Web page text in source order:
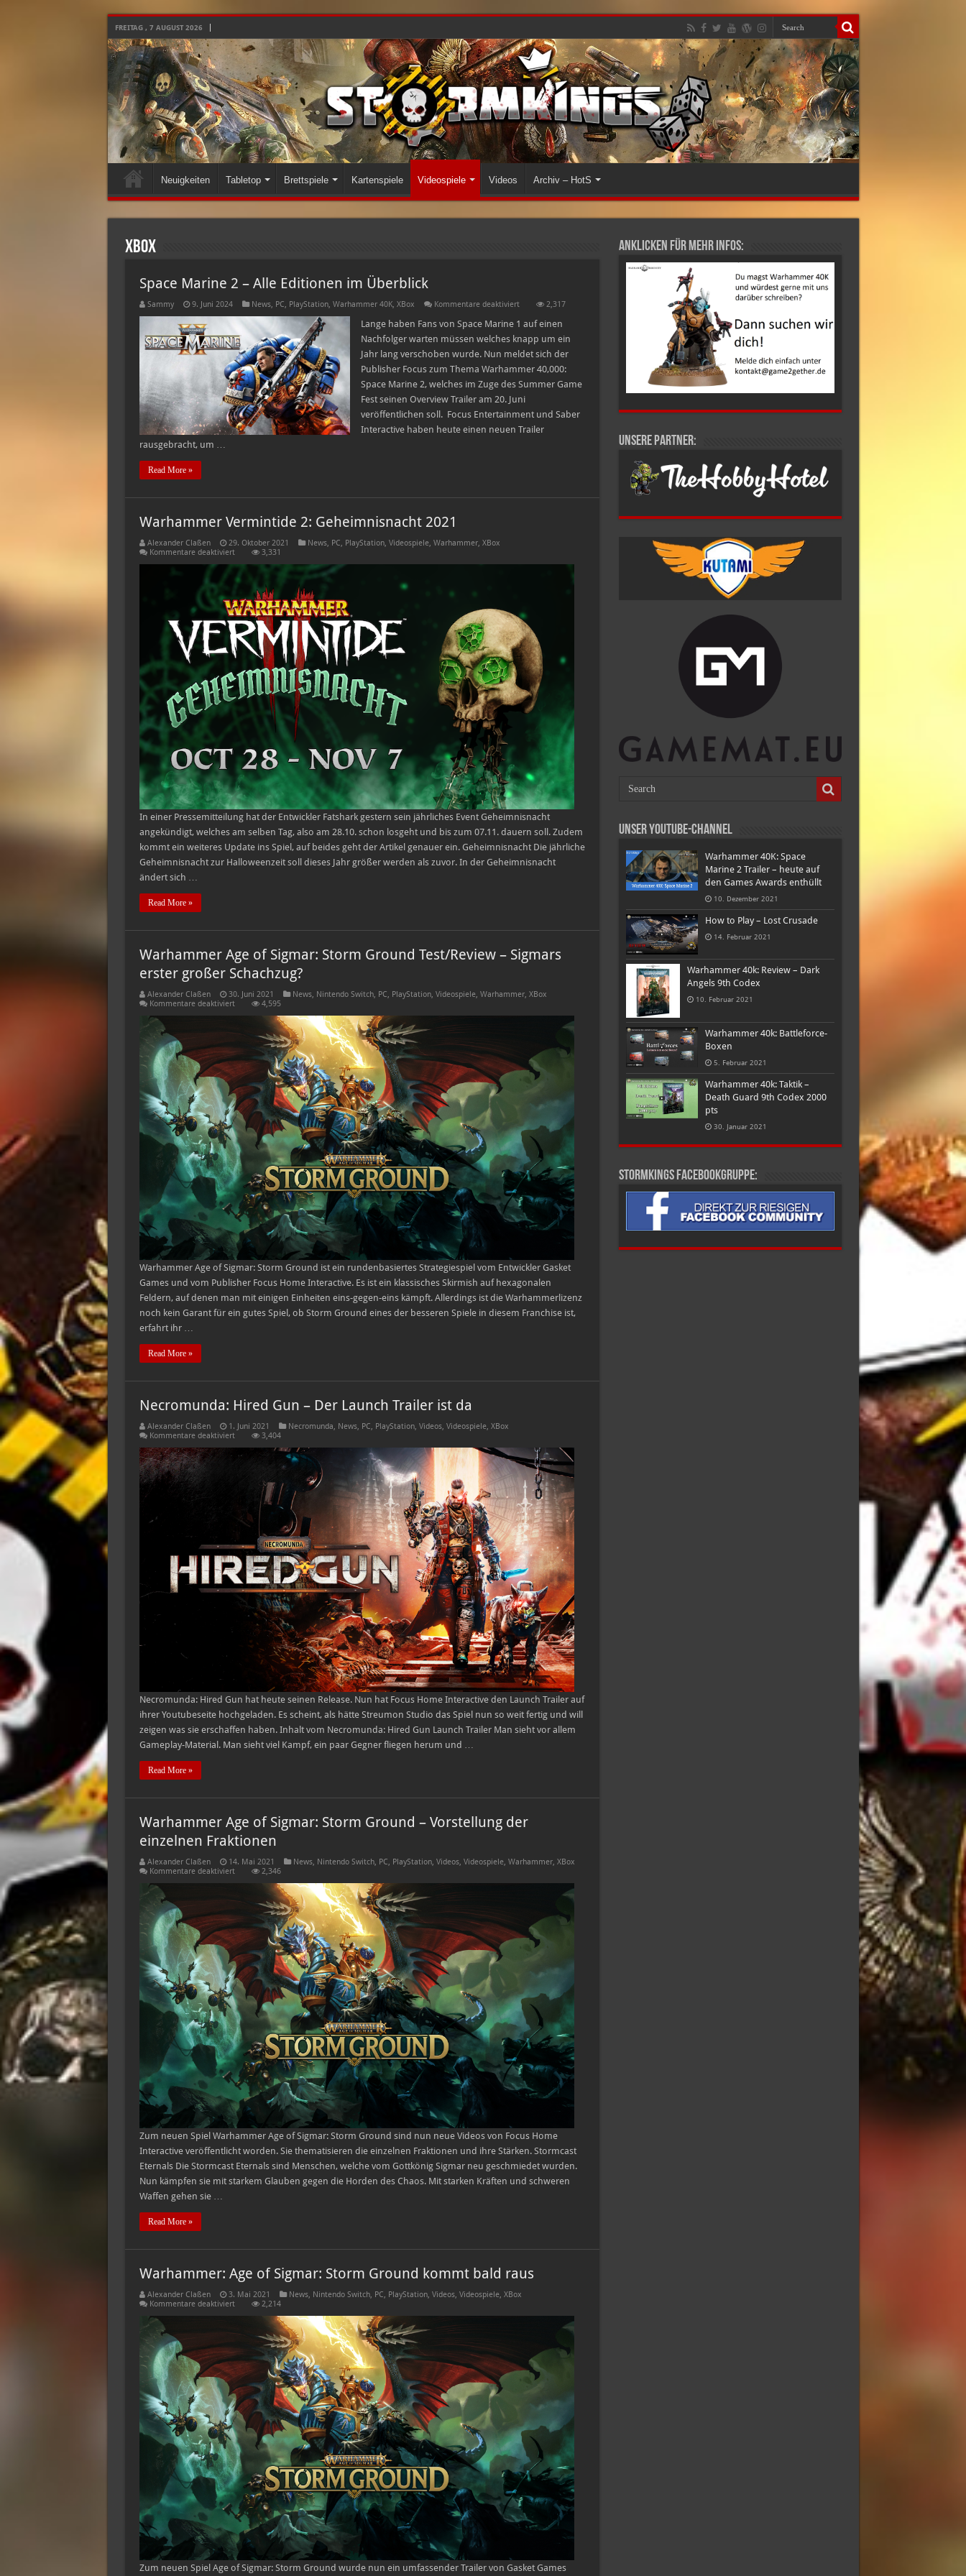
FREITAG , 7 AUGUST 2026
Neuigkeiten Tabletop Brettspiele Kartenspiele Videospiele Videos Archiv – HotS
XBox
Space Marine 2 – Alle Editionen im Überblick
Sammy 9. Juni 2024 News, PC, PlayStation, Warhammer 40K, XBox Kommentare deaktiviertfür
Marine
–
Alle
Editionen
im
2,317
Lange haben Fans von Space Marine 1 auf einen
Nachfolger warten müssen welches knapp um ein
Jahr lang verschoben wurde. Nun meldet sich der
Publisher Focus zum Thema Warhammer 40,000:
Space Marine 2, welches im Zuge des Summer Game
Fest seinen Overview Trailer am 20. Juni
veröffentlichen soll. Focus Entertainment und Saber
Interactive haben heute einen neuen Trailer
rausgebracht, um …
Read More »
Warhammer Vermintide 2: Geheimnisnacht 2021
Alexander Claßen 29. Oktober 2021 News, PC, PlayStation, Videospiele, Warhammer, XBox
Kommentare deaktiviertfür
Vermintide
2:
Geheimnisnacht
2021
3,331
In einer Pressemitteilung hat der Entwickler Fatshark gestern sein jährliches Event Geheimnisnacht
angekündigt, welches am selben Tag, also am 28.10. schon losgeht und bis zum 07.11. dauern soll. Zudem
kommt ein weiteres Update ins Spiel, auf beides geht der Artikel genauer ein. Geheimnisnacht Die jährliche
Geheimnisnacht zur Halloweenzeit soll dieses Jahr größer werden als zuvor. In der Geheimnisnacht
ändert sich …
Read More »
Warhammer Age of Sigmar: Storm Ground Test/Review – Sigmars
erster großer Schachzug?
Alexander Claßen 30. Juni 2021 News, Nintendo Switch, PC, PlayStation, Videospiele, Warhammer, XBox
Kommentare deaktiviertfür
of
Sigmar:
Storm
Ground
Test/Review
–
Sigmars
erster
großer
Schachzug?
4,595
Warhammer Age of Sigmar: Storm Ground ist ein rundenbasiertes Strategiespiel vom Entwickler Gasket
Games und vom Publisher Focus Home Interactive. Es ist ein klassisches Skirmish auf hexagonalen
Feldern, auf denen man mit einigen Einheiten eins-gegen-eins kämpft. Allerdings ist die Warhammerlizenz
noch kein Garant für ein gutes Spiel, ob Storm Ground eines der besseren Spiele in diesem Franchise ist,
erfahrt ihr …
Read More »
Necromunda: Hired Gun – Der Launch Trailer ist da
Alexander Claßen 1. Juni 2021 Necromunda, News, PC, PlayStation, Videos, Videospiele, XBox
Kommentare deaktiviertfür
Hired
da
3,404
Necromunda: Hired Gun hat heute seinen Release. Nun hat Focus Home Interactive den Launch Trailer auf
ihrer Youtubeseite hochgeladen. Es scheint, als hätte Streumon Studio das Spiel nun so weit fertig und will
zeigen was sie erschaffen haben. Inhalt vom Necromunda: Hired Gun Launch Trailer Man sieht vor allem
Gameplay-Material. Man sieht viel Kampf, ein paar Gegner fliegen herum und …
Read More »
Warhammer Age of Sigmar: Storm Ground – Vorstellung der
einzelnen Fraktionen
Alexander Claßen 14. Mai 2021 News, Nintendo Switch, PC, PlayStation, Videos, Videospiele, Warhammer, XBox
Kommentare deaktiviertfür
of
Sigmar:
Storm
Ground
Vorstellung
der
einzelnen
Fraktionen
2,346
Zum neuen Spiel Warhammer Age of Sigmar: Storm Ground sind nun neue Videos von Focus Home
Interactive veröffentlicht worden. Sie thematisieren die einzelnen Fraktionen und ihre Stärken. Stormcast
Eternals Die Stormcast Eternals sind Menschen, welche vom Gottkönig Sigmar neu geschmiedet wurden.
Nun kämpfen sie mit starkem Glauben gegen die Horden des Chaos. Mit starken Kräften und schweren
Waffen gehen sie …
Read More »
Warhammer: Age of Sigmar: Storm Ground kommt bald raus
Alexander Claßen 3. Mai 2021 News, Nintendo Switch, PC, PlayStation, Videos, Videospiele, XBox
Kommentare deaktiviertfür
of
Sigmar:
Storm
Ground
bald
raus
2,214
Zum neuen Spiel Age of Sigmar: Storm Ground wurde nun ein umfassender Trailer von Gasket Games
Anklicken für mehr Infos:
Unsere Partner:
Unser Youtube-Channel
Warhammer 40K: Space
Marine 2 Trailer – heute auf
den Games Awards enthüllt
10. Dezember 2021
How to Play – Lost Crusade
14. Februar 2021
Warhammer 40k: Review – Dark
Angels 9th Codex
10. Februar 2021
Warhammer 40k: Battleforce-
Boxen
5. Februar 2021
Warhammer 40k: Taktik –
Death Guard 9th Codex 2000
pts
30. Januar 2021
Stormkings Facebookgruppe: